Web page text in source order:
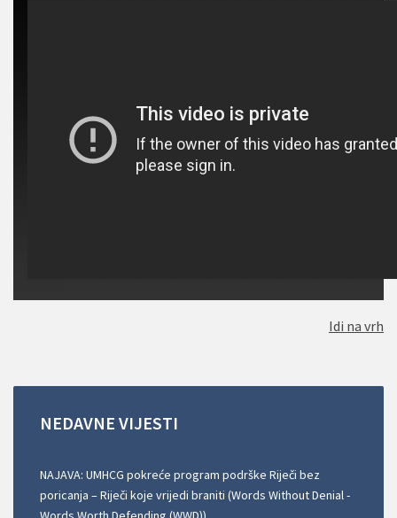
Idi na vrh
NEDAVNE VIJESTI
NAJAVA: UMHCG pokreće program podrške Riječi bez
poricanja – Riječi koje vrijedi braniti (Words Without Denial -